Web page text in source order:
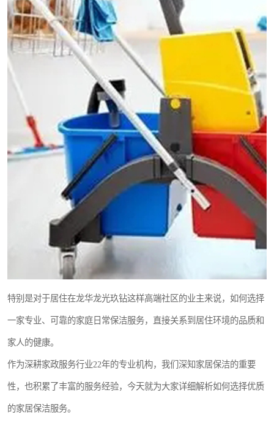
特别是对于居住在龙华龙光玖钻这样高端社区的业主来说，如何选择
一家专业、可靠的家庭日常保洁服务，直接关系到居住环境的品质和
家人的健康。
作为深耕家政服务行业22年的专业机构，我们深知家居保洁的重要
性，也积累了丰富的服务经验，今天就为大家详细解析如何选择优质
的家居保洁服务。